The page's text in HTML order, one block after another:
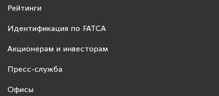
Рейтинги
Идентификация по FATCA
Акционерам и инвесторам
Пресс-служба
Офисы